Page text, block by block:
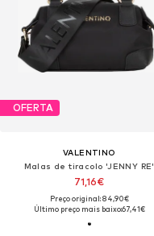
OFERTA
VALENTINO
Malas de tiracolo 'JENNY RE'
71,16€
Preço original: 84,90€
Último preço mais baixo:67,41€